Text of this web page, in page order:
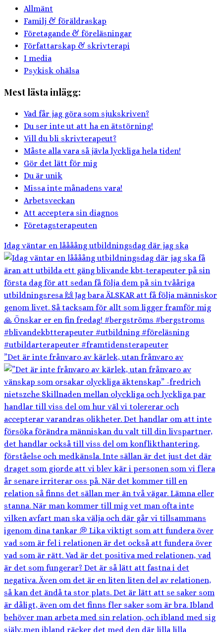
Allmänt
Familj & föräldraskap
Företagande & föreläsningar
Författarskap & skrivterapi
I media
Psykisk ohälsa
Mest lästa inlägg:
Vad får jag göra som sjukskriven?
Du ser inte ut att ha en ätstörning!
Vill du bli skrivterapeut?
Måste alla vara så jävla lyckliga hela tiden!
Gör det lätt för mig
Du är unik
Missa inte månadens vara!
Arbetsveckan
Att acceptera sin diagnos
Företagsterapeuten
Idag väntar en låååång utbildningsdag där jag ska
”Det är inte frånvaro av kärlek, utan frånvaro av